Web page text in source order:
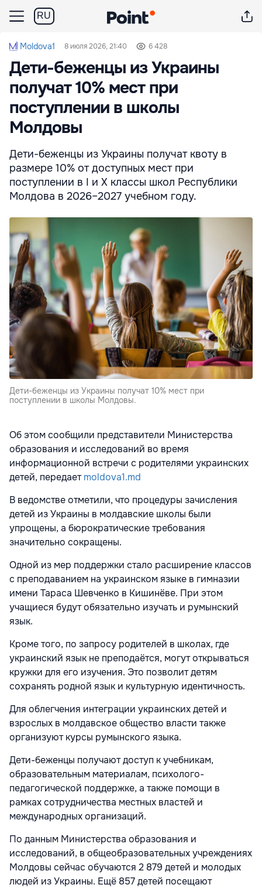
RU
Moldova1 8 июля 2026, 21:40 6 428
Дети-беженцы из Украины
получат 10% мест при
поступлении в школы
Молдовы
Дети-беженцы из Украины получат квоту в
размере 10% от доступных мест при
поступлении в I и X классы школ Республики
Молдова в 2026–2027 учебном году.
Дети-беженцы из Украины получат 10% мест при
поступлении в школы Молдовы.
Об этом сообщили представители Министерства
образования и исследований во время
информационной встречи с родителями украинских
детей, передаетmoldova1.md
В ведомстве отметили, что процедуры зачисления
детей из Украины в молдавские школы были
упрощены, а бюрократические требования
значительно сокращены.
Одной из мер поддержки стало расширение классов
с преподаванием на украинском языке в гимназии
имени Тараса Шевченко в Кишинёве. При этом
учащиеся будут обязательно изучать и румынский
язык.
Кроме того, по запросу родителей в школах, где
украинский язык не преподаётся, могут открываться
кружки для его изучения. Это позволит детям
сохранять родной язык и культурную идентичность.
Для облегчения интеграции украинских детей и
взрослых в молдавское общество власти также
организуют курсы румынского языка.
Дети-беженцы получают доступ к учебникам,
образовательным материалам, психолого-
педагогической поддержке, а также помощи в
рамках сотрудничества местных властей и
международных организаций.
По данным Министерства образования и
исследований, в общеобразовательных учреждениях
Молдовы сейчас обучаются 2 879 детей и молодых
людей из Украины. Ещё 857 детей посещают